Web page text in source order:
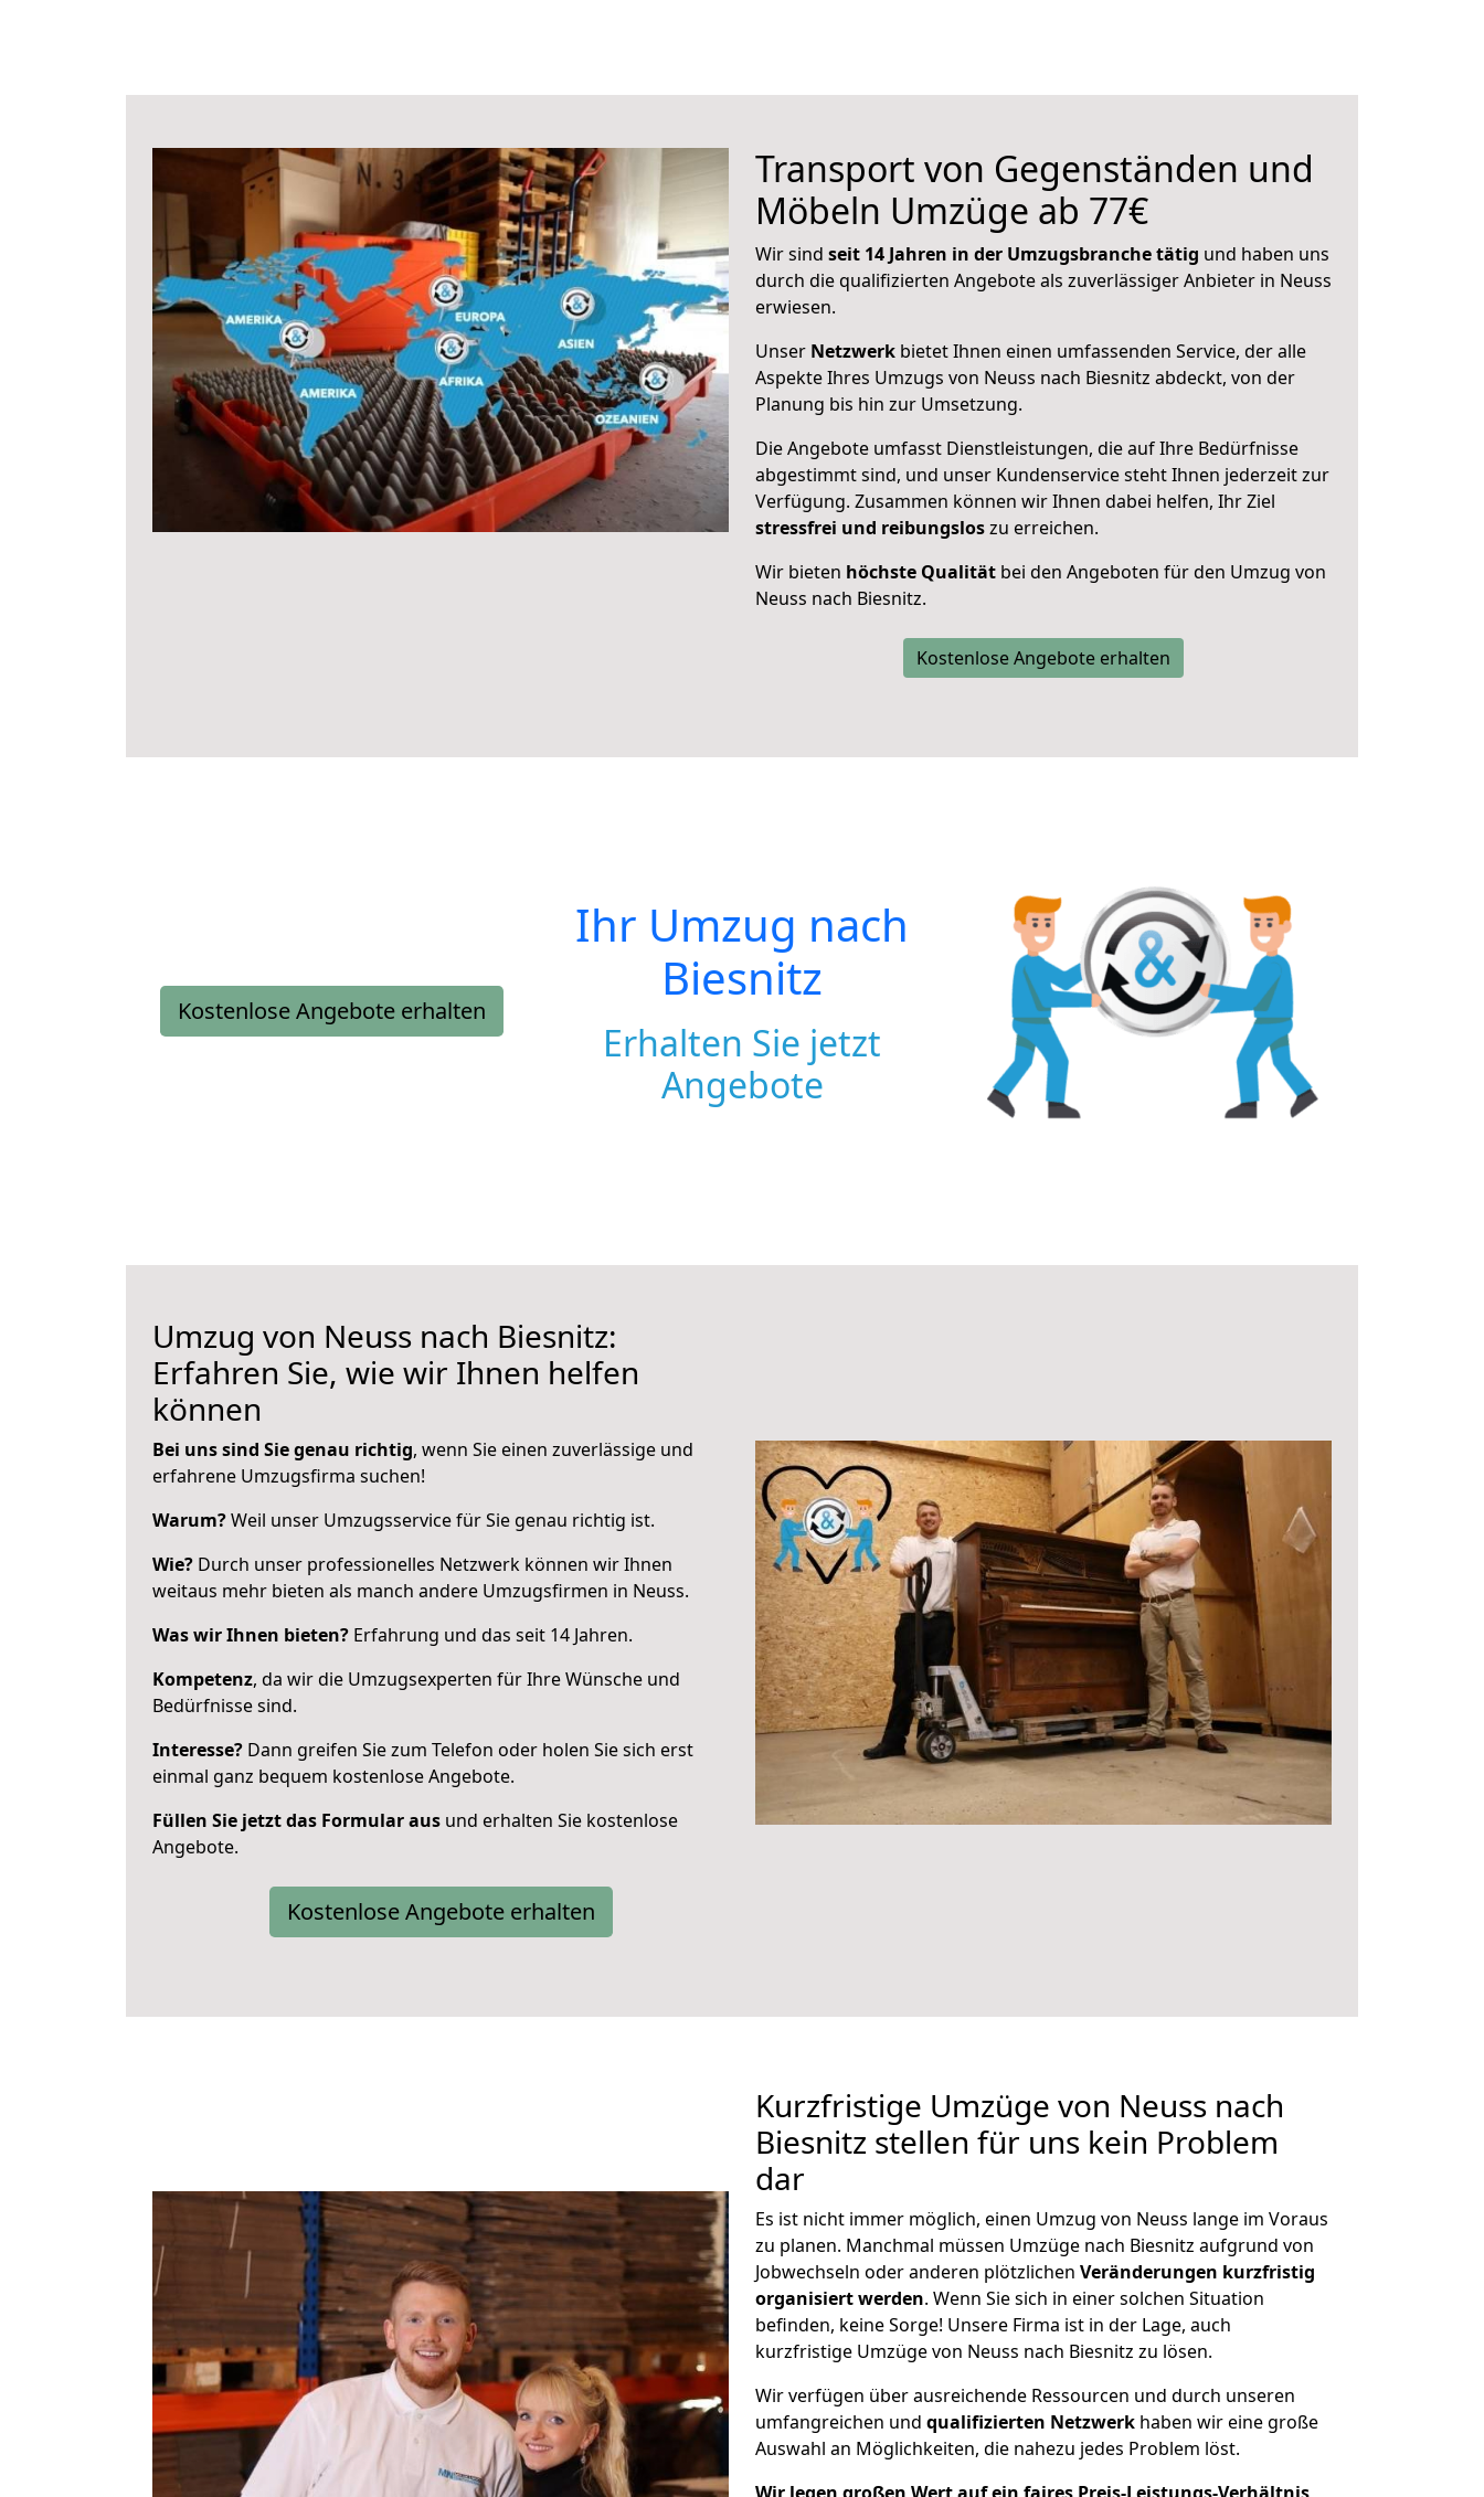
Transport von Gegenständen und
Möbeln Umzüge ab 77€
Wir sind seit 14 Jahren in der Umzugsbranche tätig und haben uns
durch die qualifizierten Angebote als zuverlässiger Anbieter in Neuss
erwiesen.
Unser Netzwerk bietet Ihnen einen umfassenden Service, der alle
Aspekte Ihres Umzugs von Neuss nach Biesnitz abdeckt, von der
Planung bis hin zur Umsetzung.
Die Angebote umfasst Dienstleistungen, die auf Ihre Bedürfnisse
abgestimmt sind, und unser Kundenservice steht Ihnen jederzeit zur
Verfügung. Zusammen können wir Ihnen dabei helfen, Ihr Ziel
stressfrei und reibungsloszu erreichen.
Wir bieten höchste Qualität bei den Angeboten für den Umzug von
Neuss nach Biesnitz.
Kostenlose Angebote erhalten
Kostenlose Angebote erhalten
Ihr Umzug nach
Biesnitz
Erhalten Sie jetzt
Angebote
Umzug von Neuss nach Biesnitz:
Erfahren Sie, wie wir Ihnen helfen
können
Bei uns sind Sie genau richtig, wenn Sie einen zuverlässige und
erfahrene Umzugsfirma suchen!
Warum?Weil unser Umzugsservice für Sie genau richtig ist.
Wie? Durch unser professionelles Netzwerk können wir Ihnen
weitaus mehr bieten als manch andere Umzugsfirmen in Neuss.
Was wir Ihnen bieten? Erfahrung und das seit 14 Jahren.
Kompetenz, da wir die Umzugsexperten für Ihre Wünsche und
Bedürfnisse sind.
Interesse? Dann greifen Sie zum Telefon oder holen Sie sich erst
einmal ganz bequem kostenlose Angebote.
Füllen Sie jetzt das Formular aus und erhalten Sie kostenlose
Angebote.
Kostenlose Angebote erhalten
Kurzfristige Umzüge von Neuss nach
Biesnitz stellen für uns kein Problem
dar
Es ist nicht immer möglich, einen Umzug von Neuss lange im Voraus
zu planen. Manchmal müssen Umzüge nach Biesnitz aufgrund von
Jobwechseln oder anderen plötzlichen Veränderungen kurzfristig
organisiert werden. Wenn Sie sich in einer solchen Situation
befinden, keine Sorge! Unsere Firma ist in der Lage, auch
kurzfristige Umzüge von Neuss nach Biesnitz zu lösen.
Wir verfügen über ausreichende Ressourcen und durch unseren
umfangreichen und qualifizierten Netzwerk haben wir eine große
Auswahl an Möglichkeiten, die nahezu jedes Problem löst.